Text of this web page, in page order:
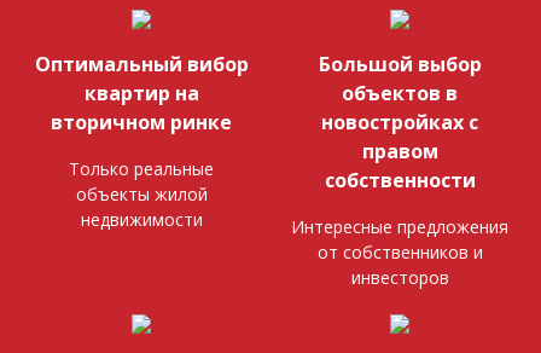
Оптимальный вибор
квартир на
вторичном ринке
Только реальные
объекты жилой
недвижимости
Большой выбор
объектов в
новостройках с
правом
собственности
Интересные предложения
от собственников и
инвесторов